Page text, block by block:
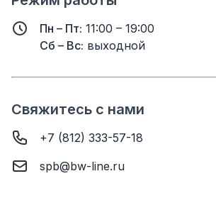
Пн – Пт: 11:00 – 19:00
Сб – Вс: выходной
Свяжитесь с нами
+7 (812) 333-57-18
spb@bw-line.ru